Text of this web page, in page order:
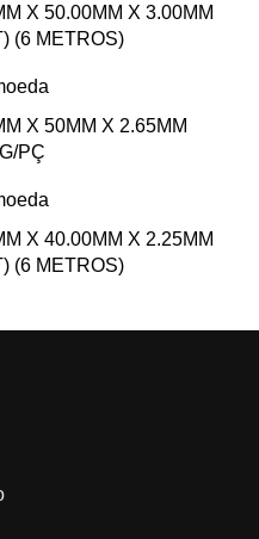
X 50.00MM X 3.00MM
(6 METROS)
X 50MM X 2.65MM
PÇ
X 40.00MM X 2.25MM
(6 METROS)